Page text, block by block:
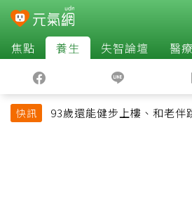
焦點 養生 失智論壇 醫療
快訊
93歲還能健步上樓、和老伴